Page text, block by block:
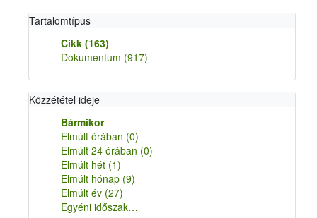
Tartalomtípus
Cikk (163)
Dokumentum (917)
Közzététel ideje
Bármikor
Elmúlt órában (0)
Elmúlt 24 órában (0)
Elmúlt hét (1)
Elmúlt hónap (9)
Elmúlt év (27)
Egyéni időszak…